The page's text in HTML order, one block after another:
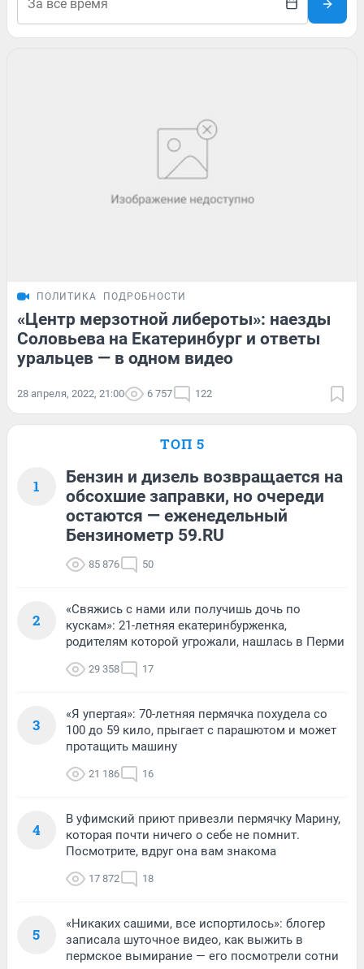
ПОЛИТИКА ПОДРОБНОСТИ
«Центр мерзотной либероты»: наезды
Соловьева на Екатеринбург и ответы
уральцев — в одном видео
28 апреля, 2022, 21:00 6 757 122
ТОП 5
1
Бензин и дизель возвращается на
обсохшие заправки, но очереди
остаются — еженедельный
Бензинометр 59.RU
85 876 50
2
«Свяжись с нами или получишь дочь по
кускам»: 21-летняя екатеринбурженка,
родителям которой угрожали, нашлась в Перми
29 358 17
3
«Я упертая»: 70-летняя пермячка похудела со
100 до 59 кило, прыгает с парашютом и может
протащить машину
21 186 16
4
В уфимский приют привезли пермячку Марину,
которая почти ничего о себе не помнит.
Посмотрите, вдруг она вам знакома
17 872 18
5
«Никаких сашими, все испортилось»: блогер
записала шуточное видео, как выжить в
пермское вымирание — его посмотрели сотни